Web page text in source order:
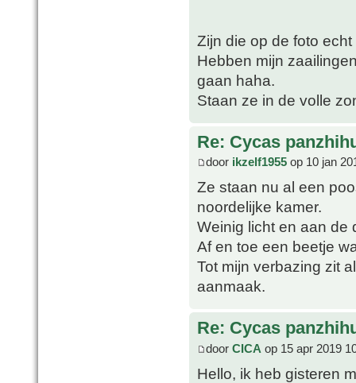
Zijn die op de foto
Hebben mijn
gaan haha.
Staan ze in de volle
Re: Cycas
door ikzelf1955 op 10 jan
Ze staan nu al een
noordelijke kamer.
Weinig licht en aan de
Af en toe een beetje
Tot mijn verbazing zit
aanmaak.
Re: Cycas
door CICA op 15 apr 2019
Hello, ik heb gisteren